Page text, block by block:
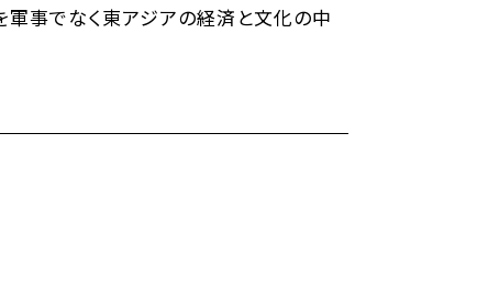
事でなく東アジアの経済と文化の中